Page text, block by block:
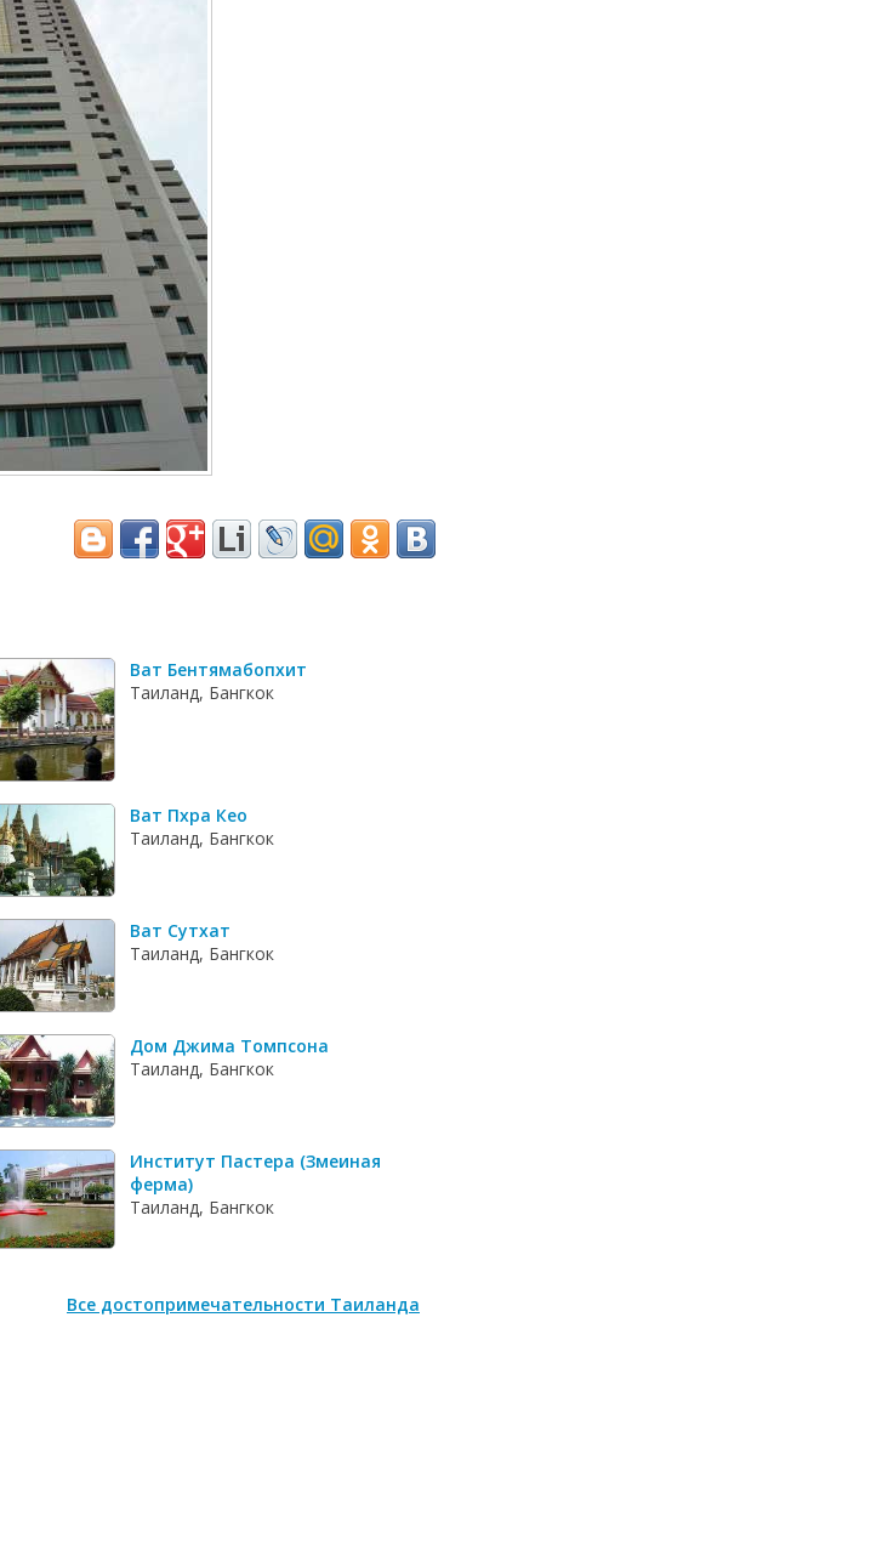
Ват Бентямабопхит
Таиланд, Бангкок
Ват Пхра Кео
Таиланд, Бангкок
Ват Сутхат
Таиланд, Бангкок
Дом Джима Томпсона
Таиланд, Бангкок
Институт Пастера (Змеиная
ферма)
Таиланд, Бангкок
Все достопримечательности Таиланда